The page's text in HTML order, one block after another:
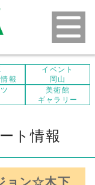
報
イベント
岡山
美術館
ギャラリー
ト情報
ョン☆木下